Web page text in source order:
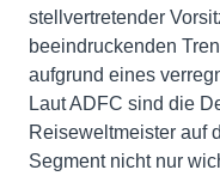
stellvertretender
beeindruckenden
aufgrund eines
Laut ADFC sind die
Reiseweltmeister auf
Segment nicht nur